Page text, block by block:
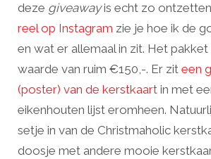
deze giveawayis echt zo
reel op Instagram zie je hoe ik de
en wat er allemaal in zit. Het
waarde van ruim €150,-. Er zit een
(poster) van de kerstkaart in met
eikenhouten lijst eromheen.
setje in van de Christmaholic
doosje met andere mooie